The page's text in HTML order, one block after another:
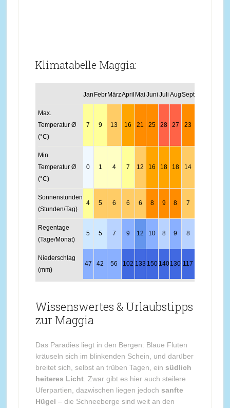
Klimatabelle Maggia:
Jan Febr MärzApril Mai Juni Juli AugSept
Max.
Temperatur Ø
(°C)
7 9 13 16 21 25 28 27 23
Min.
Temperatur Ø
(°C)
0 1 4 7 12 16 18 18 14
Sonnenstunden
(Stunden/Tag)
4 5 6 6 6 8 9 8 7
Regentage
(Tage/Monat)
5 5 7 9 12 10 8 9 8
Niederschlag
(mm)
47 42 56 102 133 150 140130 117
Wissenswertes & Urlaubstipps
zur Maggia
Das Paradies liegt in den Bergen: Blaue Fluten
kräuseln sich im blinkenden Schein, und darüber
breitet sich, selbst an trüben Tagen, ein südlich
heiteres Licht. Zwar gibt es hier auch steilere
Uferpartien, dazwischen liegen jedoch sanfte
Hügel – die Schneeberge sind weit an den